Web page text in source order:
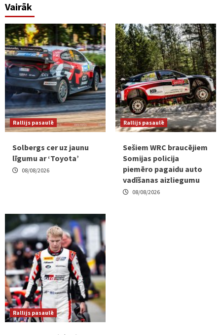
Vairāk
Rallijs pasaulē
Solbergs cer uz jaunu
līgumu ar ‘Toyota’
08/08/2026
Rallijs pasaulē
Sešiem WRC braucējiem
Somijas policija
piemēro pagaidu auto
vadīšanas aizliegumu
08/08/2026
Rallijs pasaulē